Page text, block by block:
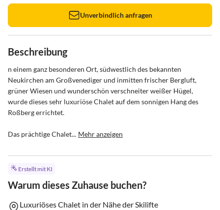
Unverbindlich anfragen
Beschreibung
n einem ganz besonderen Ort, südwestlich des bekannten
Neukirchen am Großvenediger und inmitten frischer Bergluft,
grüner Wiesen und wunderschön verschneiter weißer Hügel,
wurde dieses sehr luxuriöse Chalet auf dem sonnigen Hang des
Roßberg errichtet.
Das prächtige Chalet... Mehr anzeigen
Erstellt mit KI
Warum dieses Zuhause buchen?
Luxuriöses Chalet in der Nähe der Skilifte